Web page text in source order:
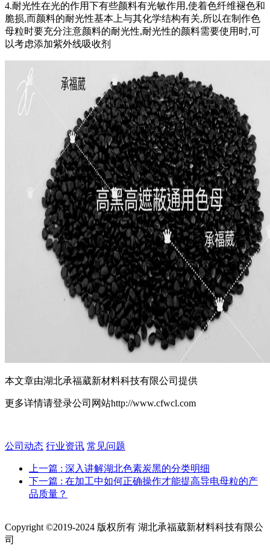
4.耐光性在光的作用下有些颜料有光敏作用,使着色纤维褪色和
脆损,而颜料的耐光性基本上与其化学结构有关,所以在制作色
母粒时要充分注意颜料的耐光性,耐光性的颜料需要使用时,可
以考虑添加紫外线吸收剂
本文章由湖北承福葳新材料科技有限公司提供
更多详情请登录公司网站http://www.cfwcl.com
公司动态 行业资讯 常见问题
上一篇 : 深入讲解湖北色素炭黑的分类明细
下一篇 : 在加工中如何正确操作才能提高导电母粒的产
品质量？
Copyright ©2019-2024 版权所有 湖北承福葳新材料科技有限公
司